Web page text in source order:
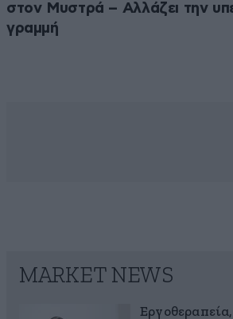
στον Μυστρά – Αλλάζει την
γραμμή
MARKET NEWS
Εργοθεραπεία,